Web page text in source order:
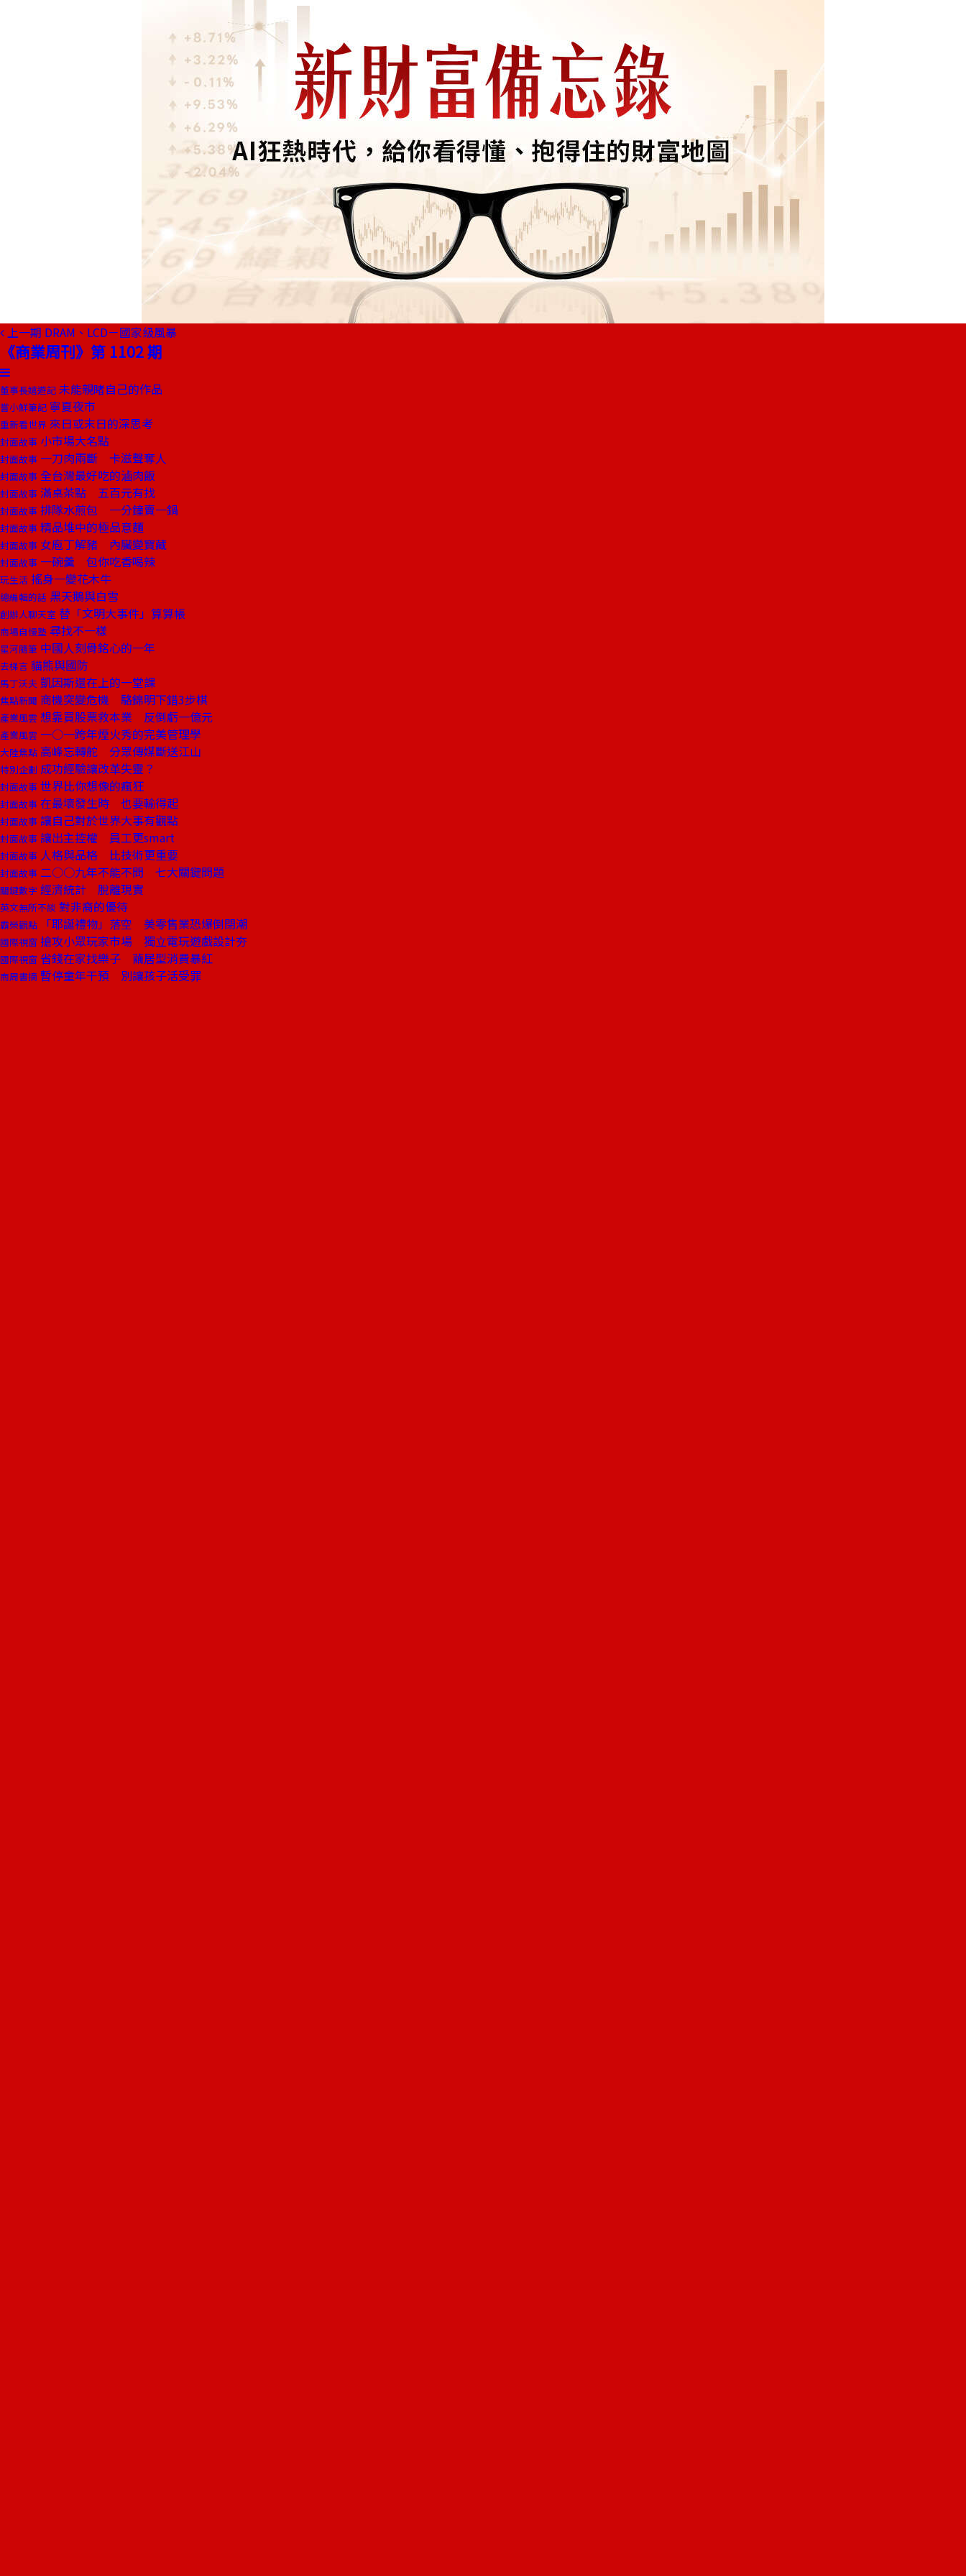
上一期 DRAM、LCD－國家級風暴
《商業周刊》第 1102 期
董事長嬉遊記 未能親睹自己的作品
嘗小鮮筆記 寧夏夜市
重新看世界 來日或末日的深思考
封面故事 小市場大名點
封面故事 一刀肉兩斷 卡滋聲奪人
封面故事 全台灣最好吃的滷肉飯
封面故事 滿桌茶點 五百元有找
封面故事 排隊水煎包 一分鐘賣一鍋
封面故事 精品堆中的極品意麵
封面故事 女庖丁解豬 內臟變寶藏
封面故事 一碗羹 包你吃香喝辣
玩生活 搖身一變花木牛
總編輯的話 黑天鵝與白雪
創辦人聊天室 替「文明大事件」算算帳
商場自慢塾 尋找不一樣
星河隨筆 中國人刻骨銘心的一年
去梯言 貓熊與國防
馬丁沃夫 凱因斯還在上的一堂課
焦點新聞 商機突變危機 駱錦明下錯3步棋
產業風雲 想靠買股票救本業 反倒虧一億元
產業風雲 一○一跨年煙火秀的完美管理學
大陸焦點 高峰忘轉舵 分眾傳媒斷送江山
特別企劃 成功經驗讓改革失靈？
封面故事 世界比你想像的瘋狂
封面故事 在最壞發生時 也要輸得起
封面故事 讓自己對於世界大事有觀點
封面故事 讓出主控權 員工更smart
封面故事 人格與品格 比技術更重要
封面故事 二○○九年不能不問 七大關鍵問題
關鍵數字 經濟統計 脫離現實
英文無所不談 對非裔的優待
霸榮觀點 「耶誕禮物」落空 美零售業恐爆倒閉潮
國際視窗 搶攻小眾玩家市場 獨立電玩遊戲設計夯
國際視窗 省錢在家找樂子 繭居型消費暴紅
商周書摘 暫停童年干預 別讓孩子活受罪